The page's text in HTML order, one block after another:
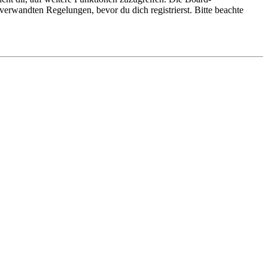
Regelungen, bevor du dich registrierst. Bitte beachte